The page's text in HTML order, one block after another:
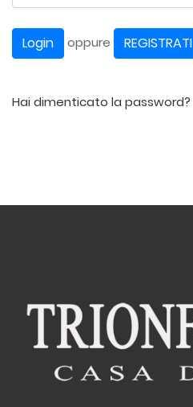
Login oppure REGISTRATI
Hai dimenticato la password?